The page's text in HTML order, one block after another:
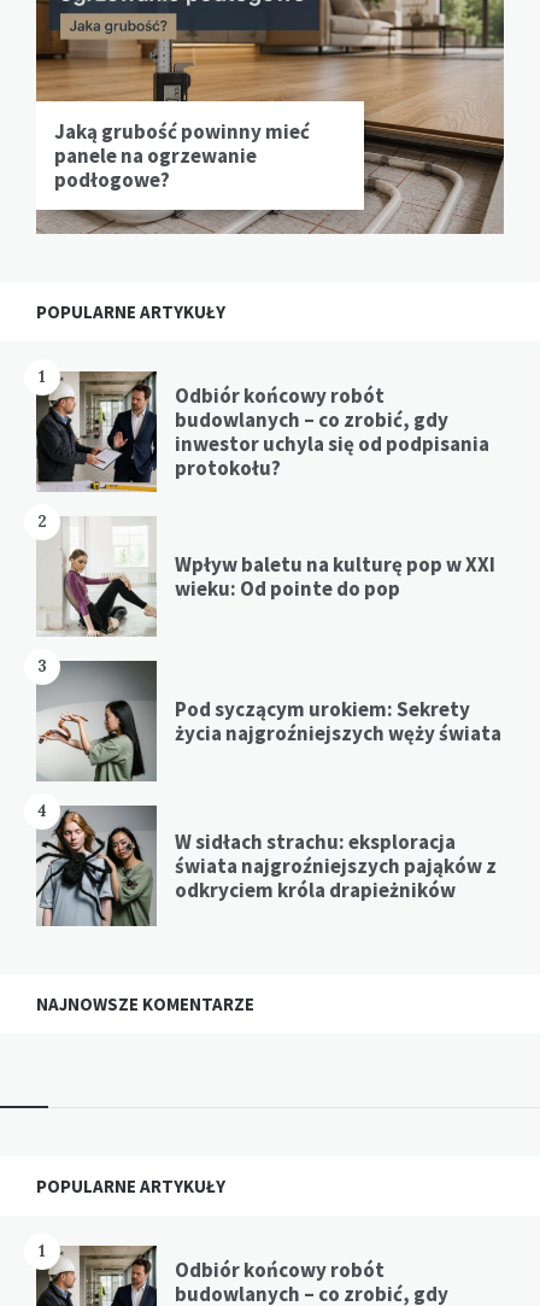
Jaką grubość powinny mieć
panele na ogrzewanie
podłogowe?
POPULARNE ARTYKUŁY
1
Odbiór końcowy robót
budowlanych – co zrobić, gdy
inwestor uchyla się od podpisania
protokołu?
2
Wpływ baletu na kulturę pop w XXI
wieku: Od pointe do pop
3
Pod syczącym urokiem: Sekrety
życia najgroźniejszych węży świata
4
W sidłach strachu: eksploracja
świata najgroźniejszych pająków z
odkryciem króla drapieżników
NAJNOWSZE KOMENTARZE
Widgets
POPULARNE ARTYKUŁY
1
Odbiór końcowy robót
budowlanych – co zrobić, gdy